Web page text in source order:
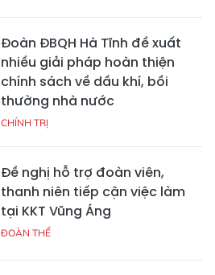
Đoàn ĐBQH Hà Tĩnh đề xuất
nhiều giải pháp hoàn thiện
chính sách về dầu khí, bồi
thường nhà nước
CHÍNH TRỊ
Đề nghị hỗ trợ đoàn viên,
thanh niên tiếp cận việc làm
tại KKT Vũng Áng
ĐOÀN THỂ